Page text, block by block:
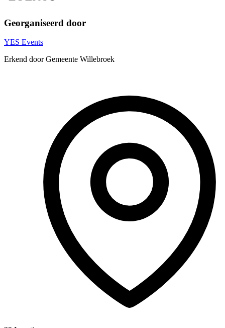
Georganiseerd door
YES Events
Erkend door Gemeente Willebroek